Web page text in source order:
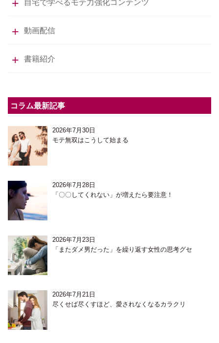
自宅で学べるモテ力強化コンテンツ
動画配信
書籍紹介
コラム最新記事
2026年7月30日
モテ無双はこうして始まる
2026年7月28日
「〇〇してくれない」が増えたら要注意！
2026年7月23日
「またダメ男だった」を繰り返す女性の思考グセ
2026年7月21日
尽くせば尽くすほど、愛されなくなるカラクリ